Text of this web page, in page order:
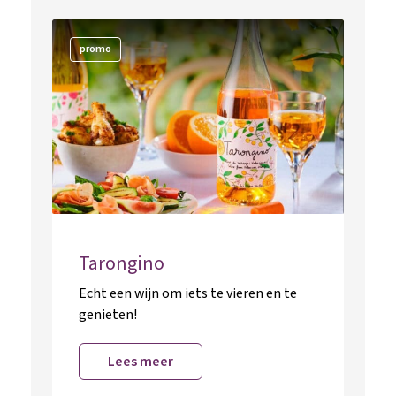
promo
Tarongino
Echt een wijn om iets te vieren en te
genieten!
Lees meer